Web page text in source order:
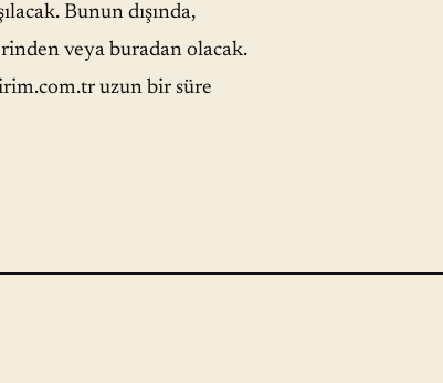
Bunun dışında,
veya buradan olacak.
uzun bir süre